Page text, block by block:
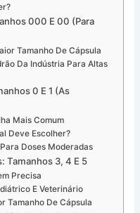
000 E 00 (para
Tamanho De Cápsula
Da Indústria Para Altas
0 E 1 (as
Mais Comum
Deve Escolher?
Doses Moderadas
Tamanhos 3, 4 E 5
Precisa
E Veterinário
Tamanho De Cápsula